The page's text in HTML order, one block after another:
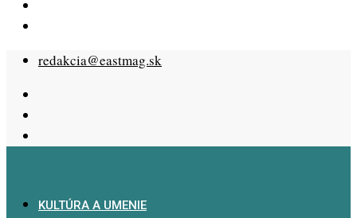
Skip
content
redakcia@eastmag.sk
KULTÚRA A UMENIE